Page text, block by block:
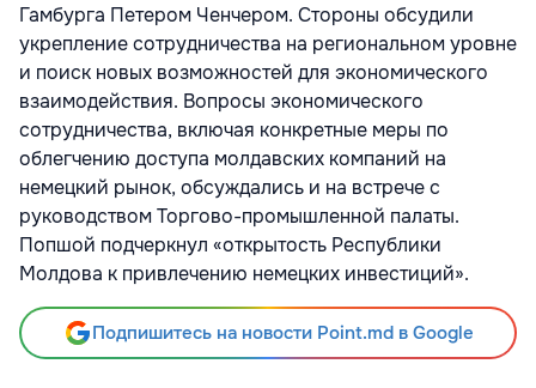
Гамбурга Петером Ченчером. Стороны обсудили
укрепление сотрудничества на региональном уровне
и поиск новых возможностей для экономического
взаимодействия. Вопросы экономического
сотрудничества, включая конкретные меры по
облегчению доступа молдавских компаний на
немецкий рынок, обсуждались и на встрече с
руководством Торгово-промышленной палаты.
Попшой подчеркнул «открытость Республики
Молдова к привлечению немецких инвестиций».
Подпишитесь на новости Point.md в Google